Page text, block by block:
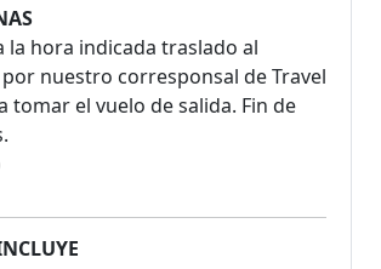
la hora indicada traslado al
nuestro corresponsal de Travel
tomar el vuelo de salida. Fin de